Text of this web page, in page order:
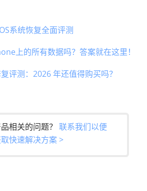
系统恢复全面评测
上的所有数据吗？答案就在这里！
评测：2026 年还值得购买吗？
相关的问题？ 联系我们以便
快速解决方案 >